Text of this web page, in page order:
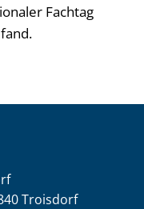
Fachtag
Troisdorf